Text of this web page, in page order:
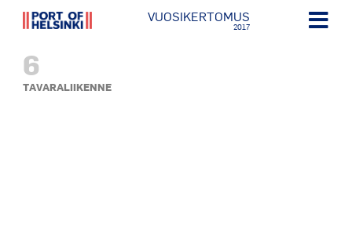
VUOSIKERTOMUS
2017
6
TAVARALIIKENNE